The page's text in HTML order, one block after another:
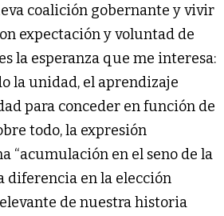
coalición gobernante y vivir
expectación y voluntad de
la esperanza que me interesa:
la unidad, el aprendizaje
para conceder en función de
todo, la expresión
“acumulación en el seno de la
diferencia en la elección
de nuestra historia